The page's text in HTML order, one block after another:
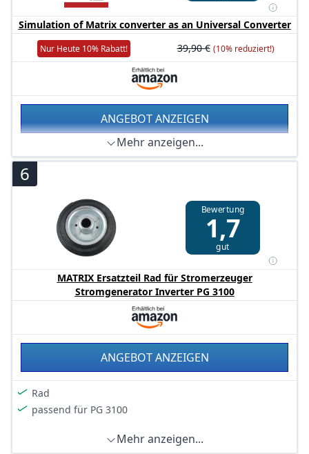
Simulation of Matrix converter as an Universal Converter
Nur Heute 10% Rabatt! 39,90 € (10% reduziert!)
ANGEBOT ANZEIGEN
Mehr anzeigen...
6
Bewertung
1,7
gut
MATRIX Ersatzteil Rad für Stromerzeuger
Stromgenerator Inverter PG 3100
ANGEBOT ANZEIGEN
Rad
passend für PG 3100
Mehr anzeigen...